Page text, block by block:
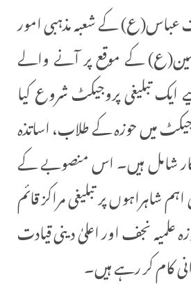
کے شعبہ مذہبی امور
کے موقع پر آنے والے
تبلیغی پروجیکٹ شروع کیا
میں حوزہ کے طلاب، اساتذہ
شامل ہیں۔ اس منصوبے کے
شاہراہوں پر تبلیغی مراکز قائم
علمیہ نجف اور اعلیٰ دینی قیادت
کام کر رہے ہیں۔